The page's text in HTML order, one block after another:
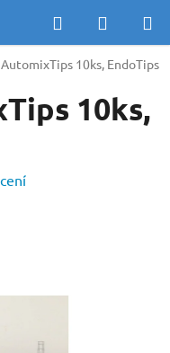
Hledat
KOŠÍK
AutomixTips 10ks, EndoTips
10ks,